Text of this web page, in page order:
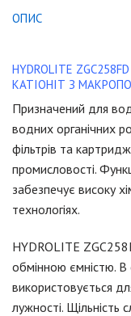
ОПИС
HYDROLITE
КАТІОНІТ З
Призначений для
водних органічних
фільтрів та
промисловості.
забезпечує високу
технологіях.
HYDROLITE
обмінною ємністю. В
використовується
лужності. Щільність